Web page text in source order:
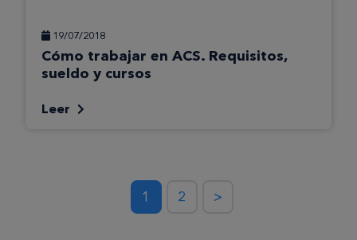
19/07/2018
Cómo trabajar en ACS. Requisitos,
sueldo y cursos
Leer
1 2 >